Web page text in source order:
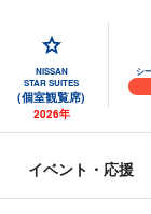
NISSAN
STAR SUITES
(個室観覧席)
2026年
シ
イベント・応援